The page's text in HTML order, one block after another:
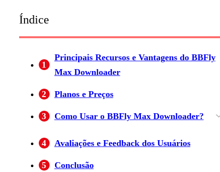
Índice
1
Principais Recursos e Vantagens do BBFly
Max Downloader
2 Planos e Preços
3 Como Usar o BBFly Max Downloader?
4 Avaliações e Feedback dos Usuários
5 Conclusão